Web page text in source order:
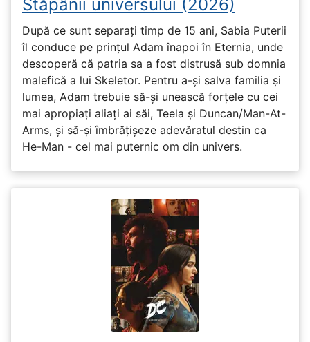
Stăpânii universului (2026)
După ce sunt separați timp de 15 ani, Sabia Puterii
îl conduce pe prințul Adam înapoi în Eternia, unde
descoperă că patria sa a fost distrusă sub domnia
malefică a lui Skeletor. Pentru a-și salva familia și
lumea, Adam trebuie să-și unească forțele cu cei
mai apropiați aliați ai săi, Teela și Duncan/Man-At-
Arms, și să-și îmbrățișeze adevăratul destin ca
He-Man - cel mai puternic om din univers.